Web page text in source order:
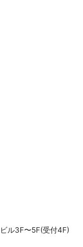
ル3F〜5F(受付4F)